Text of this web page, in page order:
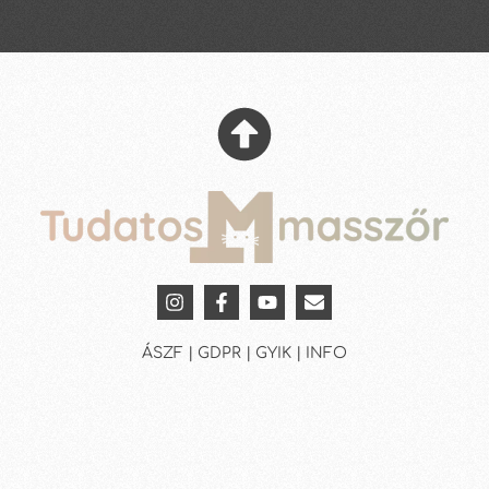
ÁSZF | GDPR | GYIK | INFO